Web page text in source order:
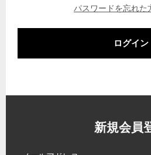
パスワードを忘れた
ログイン
新規会員